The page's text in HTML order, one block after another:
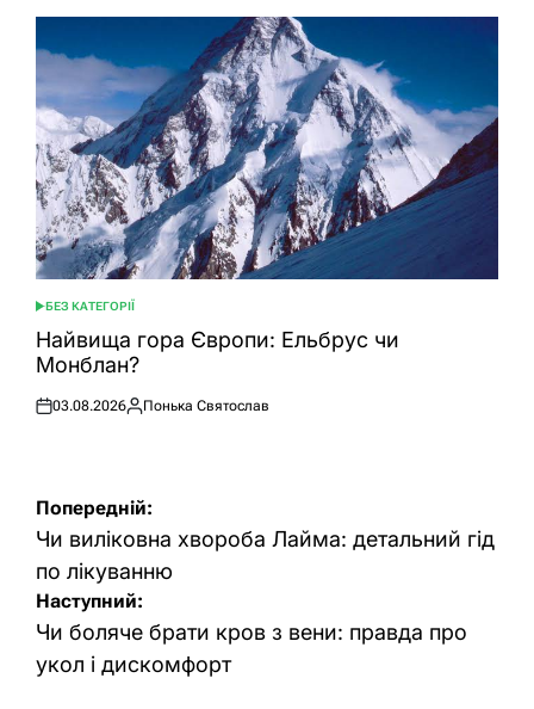
ОПУБЛІКУВАТИ
У
БЕЗ КАТЕГОРІЇ
Найвища гора Європи: Ельбрус чи
Монблан?
Оприлюднено
03.08.2026
Опубліковано
Понька Святослав
Навігація
записів
Попередній:
Чи виліковна хвороба Лайма: детальний гід
по лікуванню
Наступний:
Чи боляче брати кров з вени: правда про
укол і дискомфорт